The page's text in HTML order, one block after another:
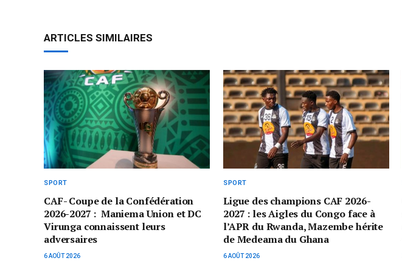
ARTICLES SIMILAIRES
SPORT
CAF- Coupe de la Confédération
2026-2027 : Maniema Union et DC
Virunga connaissent leurs
adversaires
6 AOÛT 2026
SPORT
Ligue des champions CAF 2026-
2027 : les Aigles du Congo face à
l’APR du Rwanda, Mazembe hérite
de Medeama du Ghana
6 AOÛT 2026